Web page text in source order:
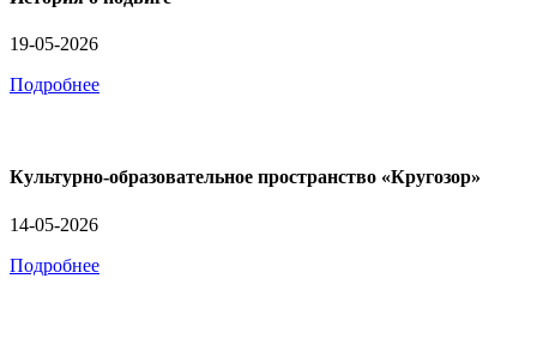
19-05-2026
Подробнее
Культурно-образовательное пространство «Кругозор»
14-05-2026
Подробнее